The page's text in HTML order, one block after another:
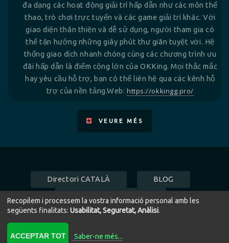
đa dạng các hoạt động giải trí hấp dẫn như các môn thể
thao, trò chơi trực tuyến và các game giải trí khác. Với
giao diện thân thiện và dễ sử dụng, người tham gia có
thể tận hưởng những giây phút thư giãn tuyệt vời. Hệ
thống giao dịch nhanh chóng cùng các chương trình ưu
đãi hấp dẫn là điểm cộng lớn của OKKing. Mọi thắc mắc
hay yêu cầu hỗ trợ, bạn có thể liên hệ qua các kênh hỗ
trợ của nền tảng.Web:https://okkingg.pro/
VEURE MÉS
Directori CATALÀ
BLOG
Répertoire FRANÇAIS
Recopilem i processem la vostra informació personal amb les
següents finalitats: Usabilitat, Seguretat, Anàlisi.
ACCEPTAR TOT Saber-ne més...